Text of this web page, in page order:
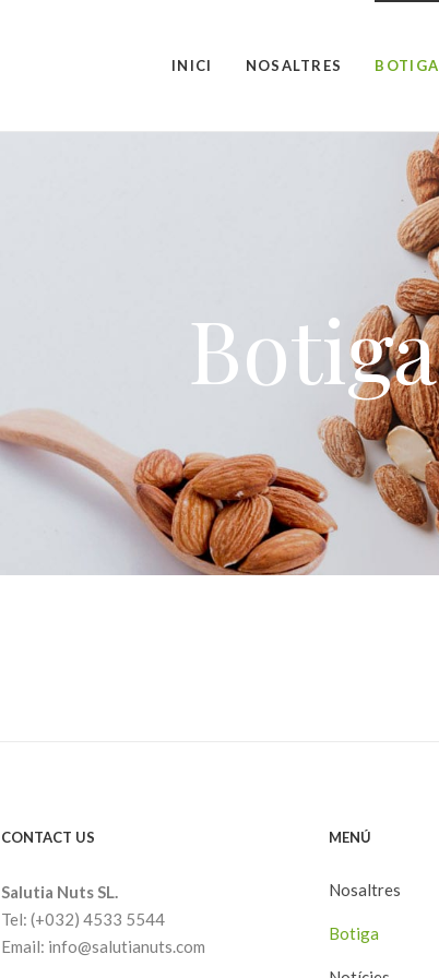
INICI NOSALTRES BOTIGA
Botiga
CONTACT US
Salutia Nuts SL.
Tel: (+032) 4533 5544
Email: info@salutianuts.com
MENÚ
Nosaltres
Botiga